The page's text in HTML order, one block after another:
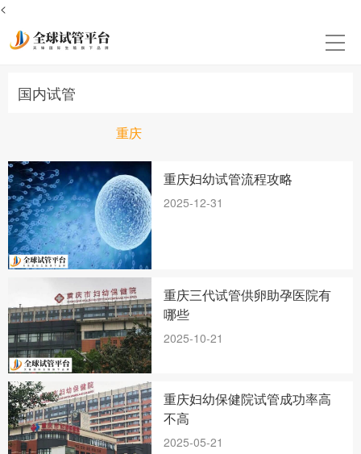
<
国内试管
重庆
重庆妇幼试管流程攻略
2025-12-31
重庆三代试管供卵助孕医院有
哪些
2025-10-21
重庆妇幼保健院试管成功率高
不高
2025-05-21